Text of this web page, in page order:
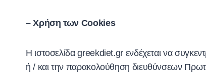
– Χρήση των Cookies
Η ιστοσελίδα greekdiet.gr ενδέχεται να
ή / και την παρακολούθηση διευθύνσεων